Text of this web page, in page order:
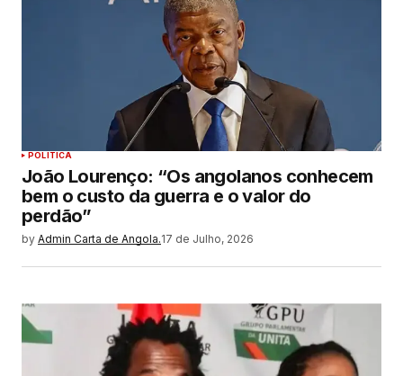
POLITICA
João Lourenço: “Os angolanos conhecem
bem o custo da guerra e o valor do
perdão”
by Admin Carta de Angola.17 de Julho, 2026